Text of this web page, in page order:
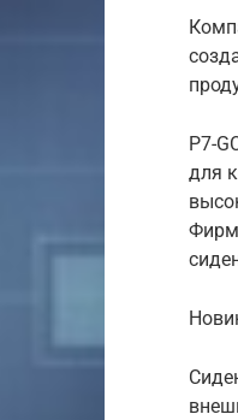
P7-
для